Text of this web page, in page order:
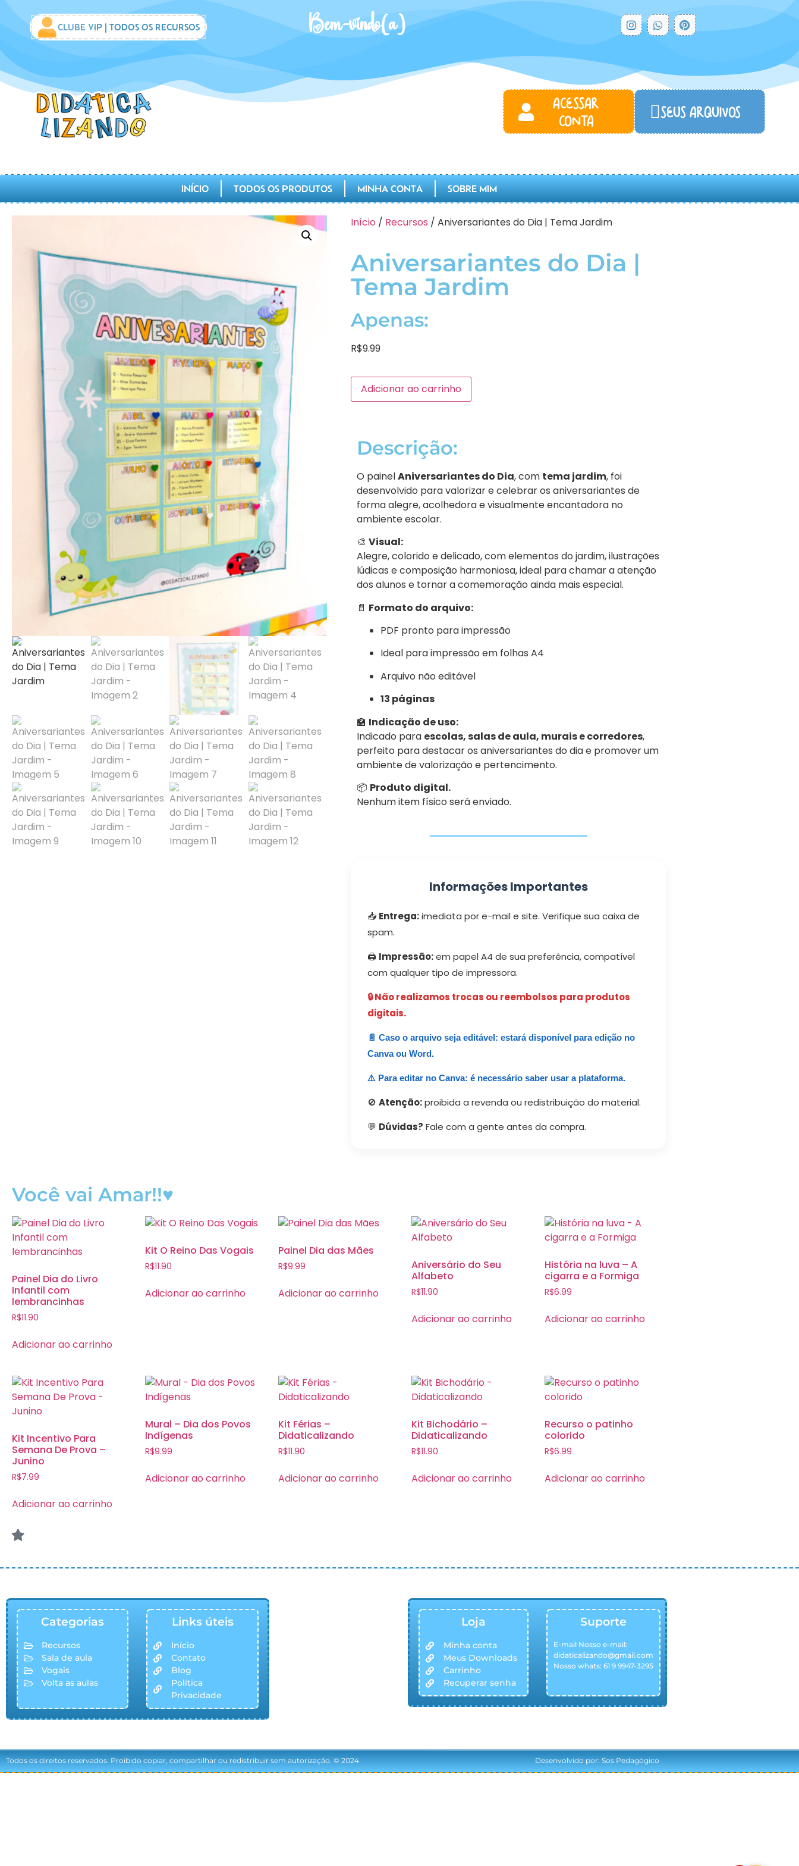
CLUBE VIP | TODOS OS RECURSOS Bem-vindo(a)
ACESSAR
CONTA
SEUS ARQUIVOS...
INÍCIO TODOS OS PRODUTOS MINHA CONTA SOBRE MIM
Início / Recursos / Aniversariantes do Dia | Tema Jardim
Aniversariantes do Dia |
Tema Jardim
Apenas:
R$9.99
Adicionar ao carrinho
Descrição:
O painelAniversariantes do Dia, com tema jardim, foi
desenvolvido para valorizar e celebrar os aniversariantes de
forma alegre, acolhedora e visualmente encantadora no
ambiente escolar.
🎨 Visual:
Alegre, colorido e delicado, com elementos do jardim, ilustrações
lúdicas e composição harmoniosa, ideal para chamar a atenção
dos alunos e tornar a comemoração ainda mais especial.
📄 Formato do arquivo:
PDF pronto para impressão
Ideal para impressão em folhas A4
Arquivo não editável
13 páginas
🏫 Indicação de uso:
Indicado para escolas, salas de aula, murais e corredores,
perfeito para destacar os aniversariantes do dia e promover um
ambiente de valorização e pertencimento.
📦 Produto digital.
Nenhum item físico será enviado.
Informações Importantes
📥 Entrega:imediata por e-mail e site. Verifique sua caixa de
spam.
🖨️ Impressão:em papel A4 de sua preferência, compatível
com qualquer tipo de impressora.
🔒 Não realizamos trocas ou reembolsos para produtos
digitais.
📄 Caso o arquivo seja editável: estará disponível para edição no
Canva ou Word.
⚠️ Para editar no Canva: é necessário saber usar a plataforma.
🚫 Atenção:proibida a revenda ou redistribuição do material.
💬 Dúvidas? Fale com a gente antes da compra.
Você vai Amar!!♥
Painel Dia do Livro
Infantil com
lembrancinhas
R$11.90
Adicionar ao carrinho
Kit O Reino Das Vogais
R$11.90
Adicionar ao carrinho
Painel Dia das Mães
R$9.99
Adicionar ao carrinho
Aniversário do Seu
Alfabeto
R$11.90
Adicionar ao carrinho
História na luva – A
cigarra e a Formiga
R$6.99
Adicionar ao carrinho
Kit Incentivo Para
Semana De Prova –
Junino
R$7.99
Adicionar ao carrinho
Mural – Dia dos Povos
Indígenas
R$9.99
Adicionar ao carrinho
Kit Férias –
Didaticalizando
R$11.90
Adicionar ao carrinho
Kit Bichodário –
Didaticalizando
R$11.90
Adicionar ao carrinho
Recurso o patinho
colorido
R$6.99
Adicionar ao carrinho
Categorias
Recursos
Sala de aula
Vogais
Volta as aulas
Links úteis
Início
Contato
Blog
Política
Privacidade
Loja
Minha conta
Meus Downloads
Carrinho
Recuperar senha
Suporte
E-mail Nosso e-mail:
didaticalizando@gmail.com
Nosso whats: 61 9 9947-3295
Todos os direitos reservados. Proibido copiar, compartilhar ou redistribuir sem autorização. © 2024 Desenvolvido por: Sos Pedagógico